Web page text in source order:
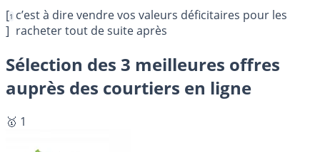
[1
]
c’est à dire vendre vos valeurs déficitaires pour les
racheter tout de suite après
Sélection des 3 meilleures offres
auprès des courtiers en ligne
🥇 1